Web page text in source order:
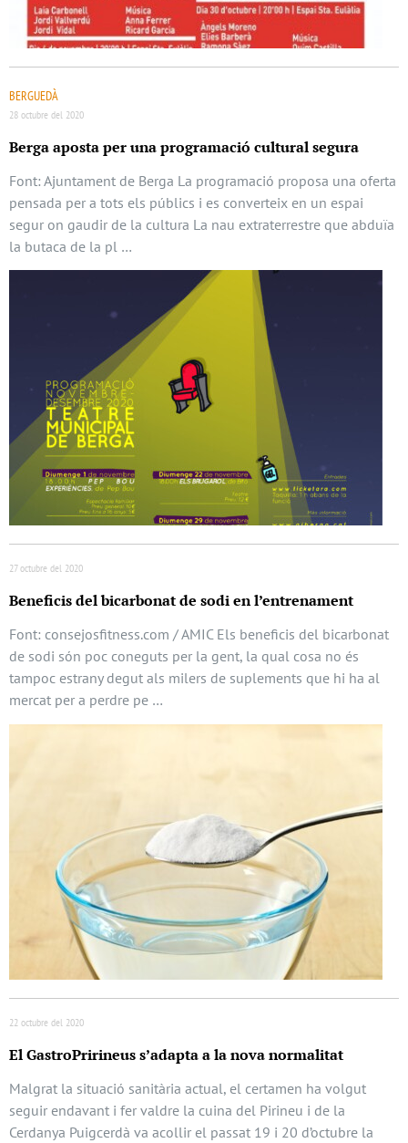
BERGUEDÀ
28 octubre del 2020
Berga aposta per una programació cultural segura
Font: Ajuntament de Berga La programació proposa una oferta
pensada per a tots els públics i es converteix en un espai
segur on gaudir de la cultura La nau extraterrestre que abduïa
la butaca de la pl …
27 octubre del 2020
Beneficis del bicarbonat de sodi en l’entrenament
Font: consejosfitness.com / AMIC Els beneficis del bicarbonat
de sodi són poc coneguts per la gent, la qual cosa no és
tampoc estrany degut als milers de suplements que hi ha al
mercat per a perdre pe …
22 octubre del 2020
El GastroPririneus s’adapta a la nova normalitat
Malgrat la situació sanitària actual, el certamen ha volgut
seguir endavant i fer valdre la cuina del Pirineu i de la
Cerdanya Puigcerdà va acollir el passat 19 i 20 d’octubre la